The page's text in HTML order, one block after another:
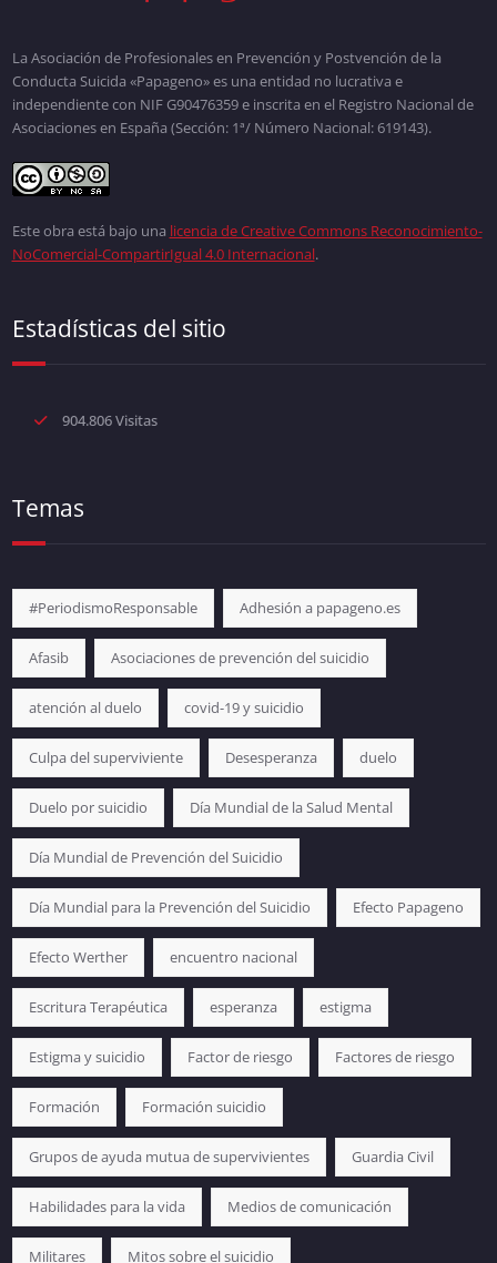
La Asociación de Profesionales en Prevención y Postvención de la
Conducta Suicida «Papageno» es una entidad no lucrativa e
independiente con NIF G90476359 e inscrita en el Registro Nacional de
Asociaciones en España (Sección: 1ª/ Número Nacional: 619143).
Este obra está bajo una licencia de Creative Commons Reconocimiento-
NoComercial-CompartirIgual 4.0 Internacional.
Estadísticas del sitio
904.806 Visitas
Temas
#PeriodismoResponsable Adhesión a papageno.es
Afasib Asociaciones de prevención del suicidio
atención al duelo covid-19 y suicidio
Culpa del superviviente Desesperanza duelo
Duelo por suicidio Día Mundial de la Salud Mental
Día Mundial de Prevención del Suicidio
Día Mundial para la Prevención del Suicidio Efecto Papageno
Efecto Werther encuentro nacional
Escritura Terapéutica esperanza estigma
Estigma y suicidio Factor de riesgo Factores de riesgo
Formación Formación suicidio
Grupos de ayuda mutua de supervivientes Guardia Civil
Habilidades para la vida Medios de comunicación
Militares Mitos sobre el suicidio